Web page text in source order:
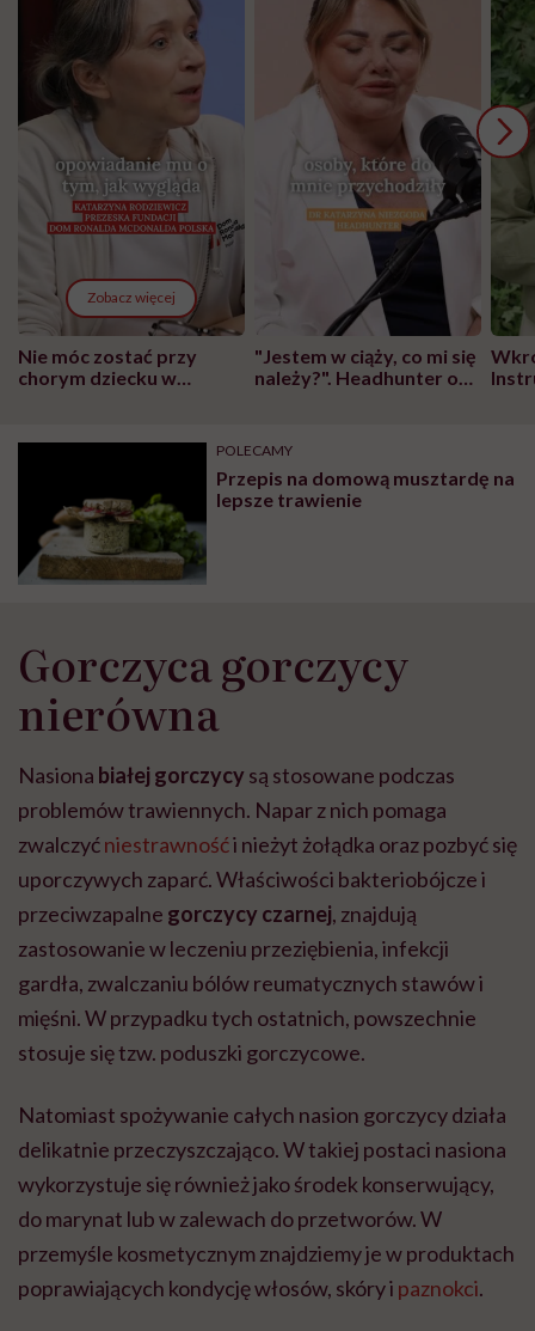
Zobacz więcej
Nie móc zostać przy
chorym dziecku w
może chyba tylko
"Jestem w ciąży, co mi się
należy?". Headhunter o
pracy
POLECAMY
Przepis na domową musztardę na
lepsze trawienie
Gorczyca gorczycy
nierówna
Nasiona białej gorczycy są stosowane podczas
problemów trawiennych. Napar z nich pomaga
zwalczyćniestrawnośći nieżyt żołądka oraz pozbyć się
uporczywych zaparć. Właściwości bakteriobójcze i
przeciwzapalne gorczycy czarnej, znajdują
zastosowanie w leczeniu przeziębienia, infekcji
gardła, zwalczaniu bólów reumatycznych stawów i
mięśni. W przypadku tych ostatnich, powszechnie
stosuje się tzw. poduszki gorczycowe.
Natomiast spożywanie całych nasion gorczycy działa
delikatnie przeczyszczająco. W takiej postaci nasiona
wykorzystuje się również jako środek konserwujący,
do marynat lub w zalewach do przetworów. W
przemyśle kosmetycznym znajdziemy je w produktach
poprawiających kondycję włosów, skóry i paznokci.